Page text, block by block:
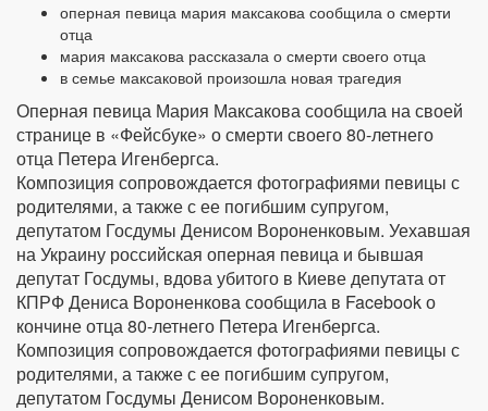
оперная певица мария максакова сообщила о смерти
отца
мария максакова рассказала о смерти своего отца
в семье максаковой произошла новая трагедия
Оперная певица Мария Максакова сообщила на своей
странице в «Фейсбуке» о смерти своего 80-летнего
отца Петера Игенбергса.
Композиция сопровождается фотографиями певицы с
родителями, а также с ее погибшим супругом,
депутатом Госдумы Денисом Вороненковым. Уехавшая
на Украину российская оперная певица и бывшая
депутат Госдумы, вдова убитого в Киеве депутата от
КПРФ Дениса Вороненкова сообщила в Facebook о
кончине отца 80-летнего Петера Игенбергса.
Композиция сопровождается фотографиями певицы с
родителями, а также с ее погибшим супругом,
депутатом Госдумы Денисом Вороненковым.